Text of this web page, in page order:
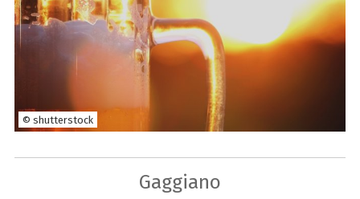
© shutterstock
Gaggiano